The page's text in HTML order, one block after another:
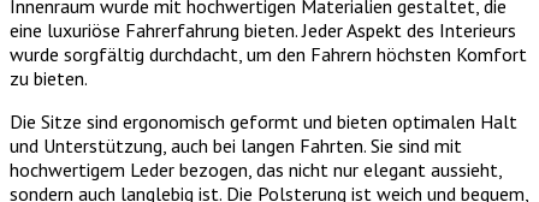
Innenraum wurde mit hochwertigen Materialien gestaltet, die
eine luxuriöse Fahrerfahrung bieten. Jeder Aspekt des Interieurs
wurde sorgfältig durchdacht, um den Fahrern höchsten Komfort
zu bieten.
Die Sitze sind ergonomisch geformt und bieten optimalen Halt
und Unterstützung, auch bei langen Fahrten. Sie sind mit
hochwertigem Leder bezogen, das nicht nur elegant aussieht,
sondern auch langlebig ist. Die Polsterung ist weich und bequem,